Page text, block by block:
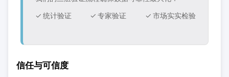
✓ 统计验证
✓ 专家验证 ✓ 市场实实检验
信任与可信度